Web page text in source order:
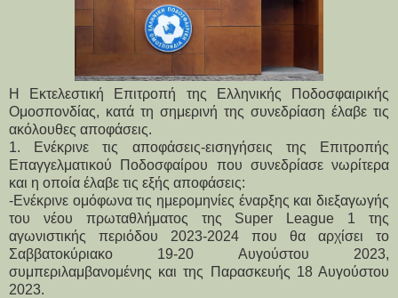
Η Εκτελεστική Επιτροπή της Ελληνικής Ποδοσφαιρικής
Ομοσπονδίας, κατά τη σημερινή της συνεδρίαση έλαβε τις
ακόλουθες αποφάσεις.
1. Ενέκρινε τις αποφάσεις-εισηγήσεις της Επιτροπής
Επαγγελματικού Ποδοσφαίρου που συνεδρίασε νωρίτερα
και η οποία έλαβε τις εξής αποφάσεις:
-Ενέκρινε ομόφωνα τις ημερομηνίες έναρξης και διεξαγωγής
του νέου πρωταθλήματος της Super League 1 της
αγωνιστικής περιόδου 2023-2024 που θα αρχίσει το
Σαββατοκύριακο 19-20 Αυγούστου 2023,
συμπεριλαμβανομένης και της Παρασκευής 18 Αυγούστου
2023.